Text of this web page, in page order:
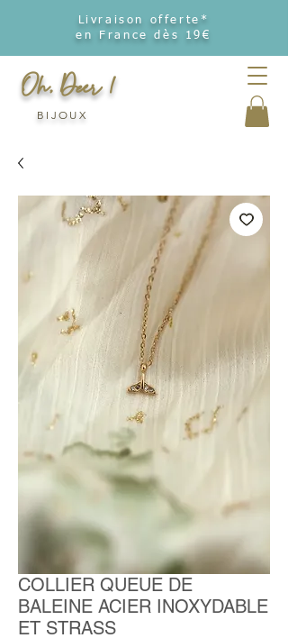
Livraison offerte*
en France dès 19€
Oh, Deer !
BIJOUX
COLLIER QUEUE DE
BALEINE ACIER INOXYDABLE
ET STRASS